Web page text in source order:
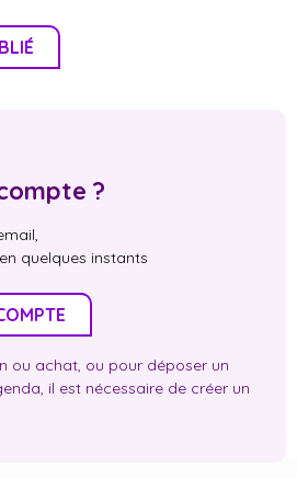
?
quelques instants
ou achat, ou pour déposer un
il est nécessaire de créer un